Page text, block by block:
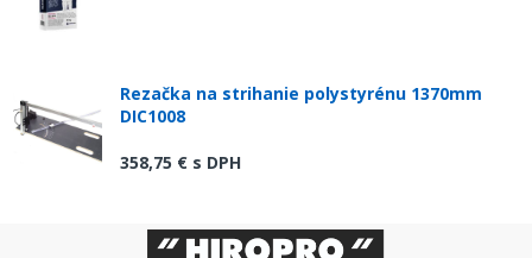
Rezačka na strihanie polystyrénu 1370mm
DIC1008
358,75 € s DPH